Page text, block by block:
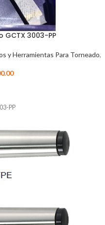
3003-PP
y Herramientas Para Torneado,
PP